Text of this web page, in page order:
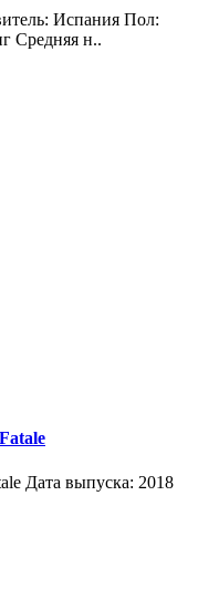
Испания Пол:
Средняя н..
Дата выпуска: 2018